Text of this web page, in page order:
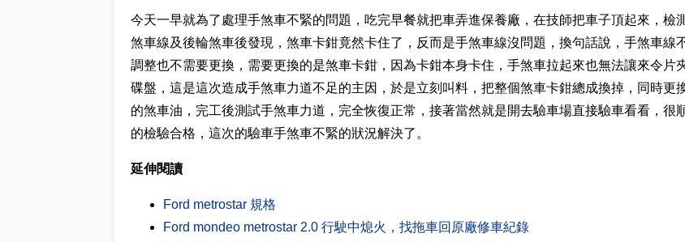
今天一早就為了處理手煞車不緊的問題，吃完早餐就把車弄進保養廠，在技師把車子頂起來，檢
煞車線及後輪煞車後發現，煞車卡鉗竟然卡住了，反而是手煞車線沒問題，換句話說，手煞車線
調整也不需要更換，需要更換的是煞車卡鉗，因為卡鉗本身卡住，手煞車拉起來也無法讓來令片
碟盤，這是這次造成手煞車力道不足的主因，於是立刻叫料，把整個煞車卡鉗總成換掉，同時更
的煞車油，完工後測試手煞車力道，完全恢復正常，接著當然就是開去驗車場直接驗車看看，很
的檢驗合格，這次的驗車手煞車不緊的狀況解決了。
延伸閱讀
Ford metrostar 規格
Ford mondeo metrostar 2.0 行駛中熄火，找拖車回原廠修車紀錄